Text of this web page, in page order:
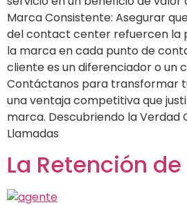
Marca Consistente: Asegurar
del contact center refuercen la
la marca en cada punto de
cliente es un diferenciador o un
Contáctanos para transformar
una ventaja competitiva que
marca. Descubriendo la Verdad
Llamadas
La Retención